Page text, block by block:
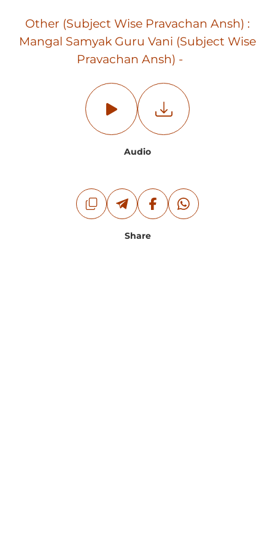
Other (Subject Wise Pravachan Ansh) :
Mangal Samyak Guru Vani (Subject Wise
Pravachan Ansh) -
Audio
Share